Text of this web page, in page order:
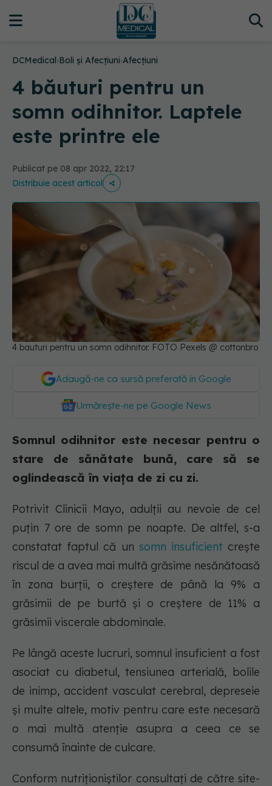
DCMedical›Boli și Afecțiuni›Afecțiuni
4 băuturi pentru un
somn odihnitor. Laptele
este printre ele
Publicat pe 08 apr 2022, 22:17
Distribuie acest articol
4 bauturi pentru un somn odihnitor. FOTO Pexels @ cottonbro
Adaugă-ne ca sursă preferată în Google
Urmărește-ne pe Google News
Somnul odihnitor este necesar pentru o
stare de sănătate bună, care să se
oglindească în viața de zi cu zi.
Potrivit Clinicii Mayo, adulții au nevoie de cel
puțin 7 ore de somn pe noapte. De altfel, s-a
constatat faptul că un somn insuficient crește
riscul de a avea mai multă grăsime nesănătoasă
în zona burții, o creștere de până la 9% a
grăsimii de pe burtă și o creștere de 11% a
grăsimii viscerale abdominale.
Pe lângă aceste lucruri, somnul insuficient a fost
asociat cu diabetul, tensiunea arterială, bolile
de inimp, accident vasculat cerebral, depreseie
și multe altele, motiv pentru care este necesară
o mai multă atenție asupra a ceea ce se
consumă înainte de culcare.
Conform nutriționiștilor consultați de către site-